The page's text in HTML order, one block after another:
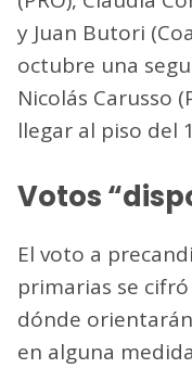
y Juan Butori
octubre una
Nicolás Carusso
llegar al piso del
Votos
El voto a
primarias se
dónde
en alguna